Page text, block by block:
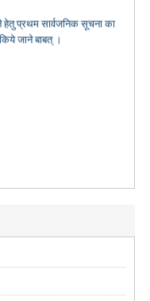
जाने बाबत् ।